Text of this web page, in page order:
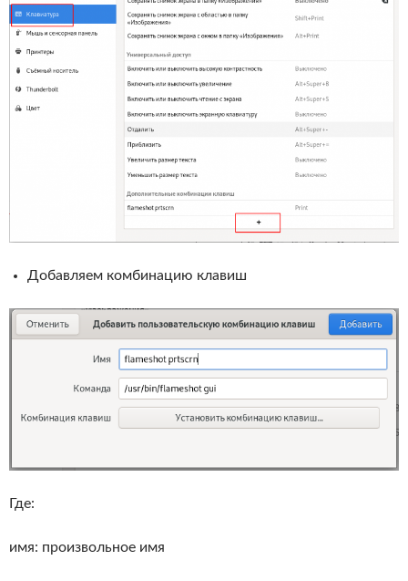
Добавляем комбинацию клавиш
Где:
имя: произвольное имя